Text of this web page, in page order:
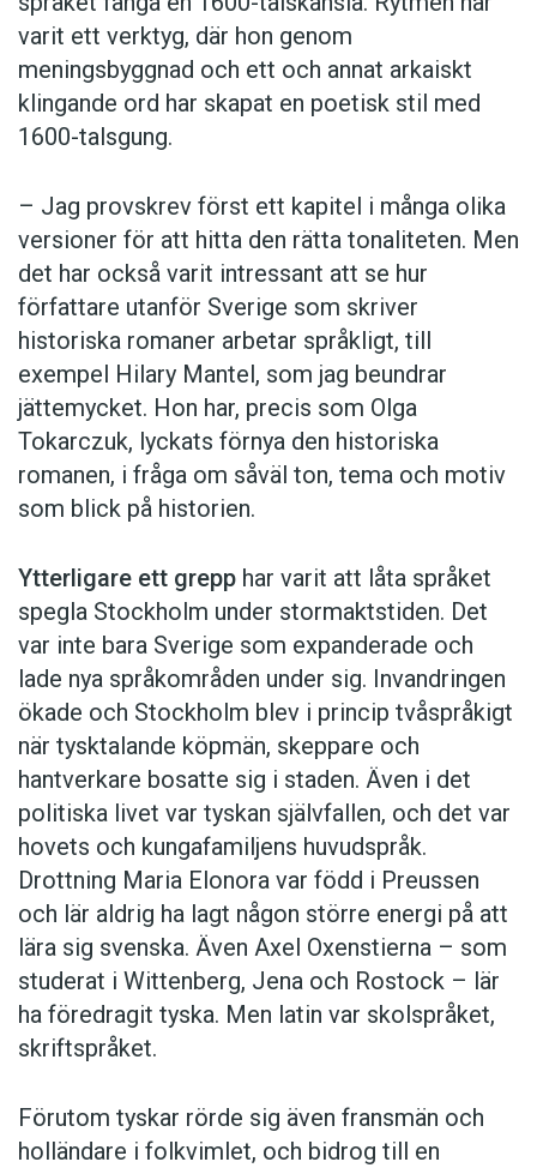
varit ett verktyg, där hon genom
meningsbyggnad och ett och annat arkaiskt
klingande ord har skapat en poetisk stil med
1600-talsgung.
– Jag provskrev först ett kapitel i många olika
versioner för att hitta den rätta tonaliteten. Men
det har också varit intressant att se hur
författare utanför Sverige som skriver
historiska romaner arbetar språkligt, till
exempel Hilary Mantel, som jag beundrar
jättemycket. Hon har, precis som Olga
Tokarczuk, lyckats förnya den historiska
romanen, i fråga om såväl ton, tema och motiv
som blick på historien.
Ytterligare ett grepp har varit att låta språket
spegla Stockholm under stormaktstiden. Det
var inte bara Sverige som expanderade och
lade nya språkområden under sig. Invandringen
ökade och Stockholm blev i princip tvåspråkigt
när tysktalande köpmän, skeppare och
hantverkare bosatte sig i staden. Även i det
politiska livet var tyskan självfallen, och det var
hovets och kungafamiljens huvudspråk.
Drottning Maria Elonora var född i Preussen
och lär aldrig ha lagt någon större energi på att
lära sig svenska. Även Axel Oxenstierna – som
studerat i Wittenberg, Jena och Rostock – lär
ha föredragit tyska. Men latin var skolspråket,
skriftspråket.
Förutom tyskar rörde sig även fransmän och
holländare i folkvimlet, och bidrog till en